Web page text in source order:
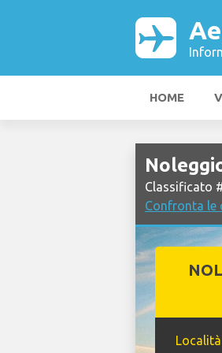
HOME
Classificato
Confronta le